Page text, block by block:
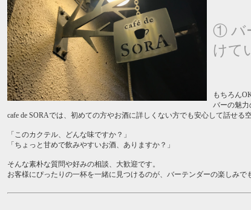
① バ
けて
もちろん
バーの魅力
cafe de SORAでは、初めての方やお酒に詳しくない方でも安心して話せる
「このカクテル、どんな味ですか？」
「ちょっと甘めで飲みやすいお酒、ありますか？」
そんな素朴な質問や好みの相談、大歓迎です。
お客様にぴったりの一杯を一緒に見つけるのが、バーテンダーの楽しみで